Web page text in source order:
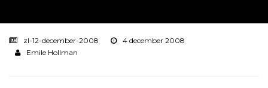
zl-12-december-2008
4 december 2008
Emile Hollman